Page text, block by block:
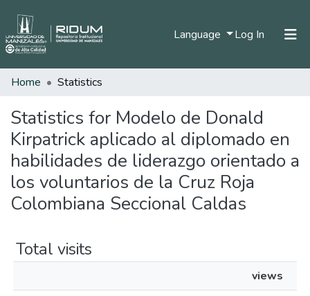
Language Log In (current)
Communities & Collections
All of DSpace
Home Statistics
Statistics for Modelo de Donald
Kirpatrick aplicado al diplomado en
habilidades de liderazgo orientado a
los voluntarios de la Cruz Roja
Colombiana Seccional Caldas
Total visits
views